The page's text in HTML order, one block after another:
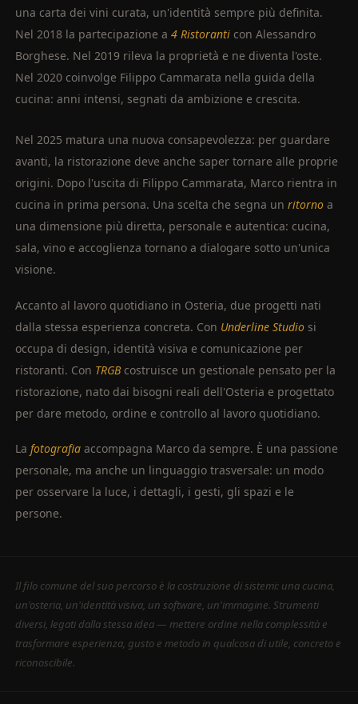
una carta dei vini curata, un'identità sempre più definita.
Nel 2018 la partecipazione a4 Ristoranti con Alessandro
Borghese. Nel 2019 rileva la proprietà e ne diventa l'oste.
Nel 2020 coinvolge Filippo Cammarata nella guida della
cucina: anni intensi, segnati da ambizione e crescita.
Nel 2025 matura una nuova consapevolezza: per guardare
avanti, la ristorazione deve anche saper tornare alle proprie
origini. Dopo l'uscita di Filippo Cammarata, Marco rientra in
cucina in prima persona. Una scelta che segna unritorno a
una dimensione più diretta, personale e autentica: cucina,
sala, vino e accoglienza tornano a dialogare sotto un'unica
visione.
Accanto al lavoro quotidiano in Osteria, due progetti nati
dalla stessa esperienza concreta. Con Underline Studio si
occupa di design, identità visiva e comunicazione per
ristoranti. Con TRGBcostruisce un gestionale pensato per la
ristorazione, nato dai bisogni reali dell'Osteria e progettato
per dare metodo, ordine e controllo al lavoro quotidiano.
Lafotografia accompagna Marco da sempre. È una passione
personale, ma anche un linguaggio trasversale: un modo
per osservare la luce, i dettagli, i gesti, gli spazi e le
persone.
Il filo comune del suo percorso è la costruzione di sistemi: una cucina,
un'osteria, un'identità visiva, un software, un'immagine. Strumenti
diversi, legati dalla stessa idea — mettere ordine nella complessità e
trasformare esperienza, gusto e metodo in qualcosa di utile, concreto e
riconoscibile.